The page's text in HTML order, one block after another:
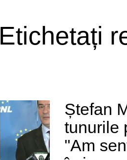
Etichetați
Ștefan
tunurile
"Am